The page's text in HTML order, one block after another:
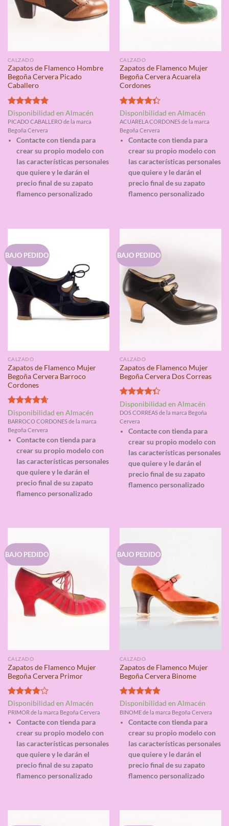
CALZADO
Zapatos de Flamenco Hombre
Begoña Cervera Picado
Caballero
Valorado
con5.00
de 5
Disponibilidad en Almacén
PICADO CABALLERO de la marca
Begoña Cervera
Contacte con tienda para
crear su propio modelo con
las características personales
que quiere y le darán el
precio final de su zapato
flamenco personalizado
CALZADO
Zapatos de Flamenco Mujer
Begoña Cervera Acuarela
Cordones
Valorado
con4.33
de 5
Disponibilidad en Almacén
ACUARELA CORDONES de la marca
Begoña Cervera
Contacte con tienda para
crear su propio modelo con
las características personales
que quiere y le darán el
precio final de su zapato
flamenco personalizado
BAJO PEDIDO
CALZADO
Zapatos de Flamenco Mujer
Begoña Cervera Barroco
Cordones
Valorado
con4.67
de 5
Disponibilidad en Almacén
BARROCO CORDONES de la marca
Begoña Cervera
Contacte con tienda para
crear su propio modelo con
las características personales
que quiere y le darán el
precio final de su zapato
flamenco personalizado
BAJO PEDIDO
CALZADO
Zapatos de Flamenco Mujer
Begoña Cervera Dos Correas
Valorado
con4.33
de 5
Disponibilidad en Almacén
DOS CORREAS de la marca Begoña
Cervera
Contacte con tienda para
crear su propio modelo con
las características personales
que quiere y le darán el
precio final de su zapato
flamenco personalizado
BAJO PEDIDO
CALZADO
Zapatos de Flamenco Mujer
Begoña Cervera Primor
Valorado
con4.00
de 5
Disponibilidad en Almacén
PRIMOR de la marca Begoña Cervera
Contacte con tienda para
crear su propio modelo con
las características personales
que quiere y le darán el
precio final de su zapato
flamenco personalizado
BAJO PEDIDO
CALZADO
Zapatos de Flamenco Mujer
Begoña Cervera Binome
Valorado
con5.00
de 5
Disponibilidad en Almacén
BINOME de la marca Begoña Cervera
Contacte con tienda para
crear su propio modelo con
las características personales
que quiere y le darán el
precio final de su zapato
flamenco personalizado